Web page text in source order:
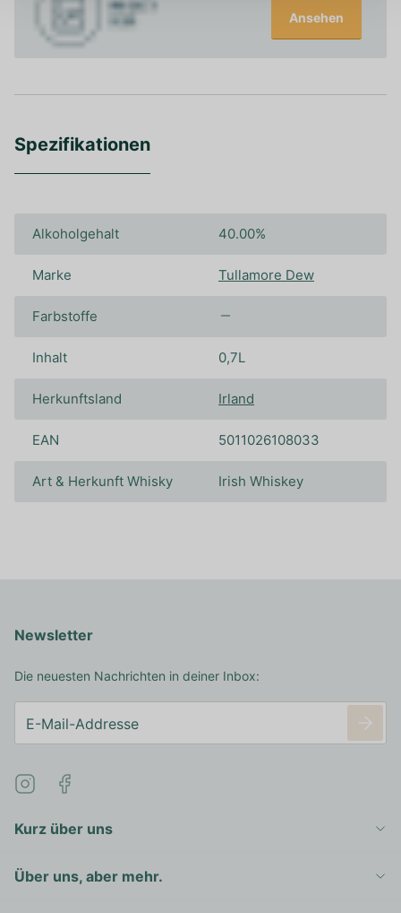
Ansehen
Spezifikationen
Alkoholgehalt 40.00%
Marke Tullamore Dew
Farbstoffe
Inhalt 0,7L
Herkunftsland Irland
EAN 5011026108033
Art & Herkunft Whisky Irish Whiskey
Kurz über uns
Über uns, aber mehr.
Newsletter
Die neuesten Nachrichten in deiner Inbox: